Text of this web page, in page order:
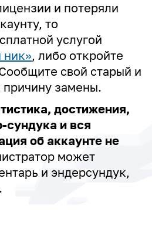
и потеряли
то
услугой
ник», либо откройте
свой старый и
замены.
достижения,
сундука и вся
об аккаунте не
может
и эндерсундук,